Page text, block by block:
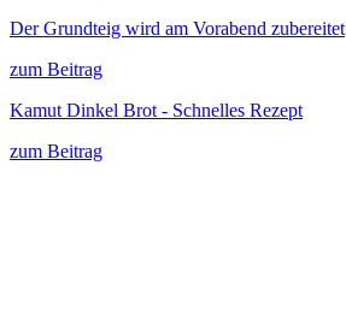
Der Grundteig wird am Vorabend zubereitet
zum Beitrag
Kamut Dinkel Brot - Schnelles Rezept
zum Beitrag